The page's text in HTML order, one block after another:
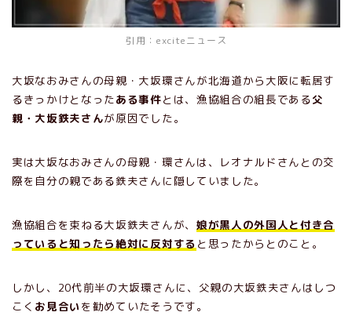
引用： exciteニュース
大坂なおみさんの母親・大坂環さんが北海道から大阪に転居す
るきっかけとなったある事件とは、漁協組合の組長である父
親・大坂鉄夫さんが原因でした。
実は大坂なおみさんの母親・環さんは、レオナルドさんとの交
際を自分の親である鉄夫さんに隠していました。
漁協組合を束ねる大坂鉄夫さんが、 娘が黒人の外国人と付き合
っていると知ったら絶対に反対する と思ったからとのこと。
しかし、20代前半の大坂環さんに、父親の大坂鉄夫さんはしつ
こく お見合い を勧めていたそうです。